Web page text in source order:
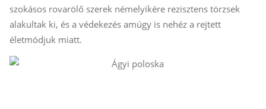
szokásos rovarölő szerek némelyikére rezisztens törzsek
alakultak ki, és a védekezés amúgy is nehéz a rejtett
életmódjuk miatt.